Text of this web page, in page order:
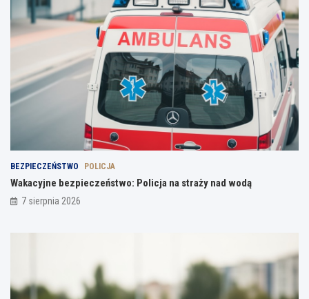
BEZPIECZEŃSTWO POLICJA
Wakacyjne bezpieczeństwo: Policja na straży nad wodą
7 sierpnia 2026